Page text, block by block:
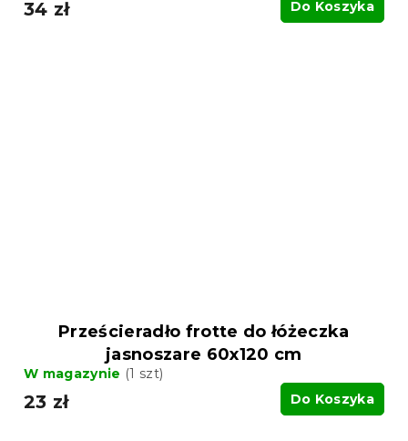
34 zł Do Koszyka
Prześcieradło frotte do łóżeczka
jasnoszare 60x120 cm
W magazynie (1 szt)
23 zł Do Koszyka